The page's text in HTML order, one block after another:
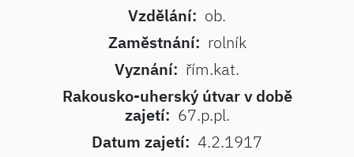
Vzdělání: ob.
Zaměstnání: rolník
Vyznání: řím.kat.
Rakousko-uherský útvar v době
zajetí: 67.p.pl.
Datum zajetí: 4.2.1917